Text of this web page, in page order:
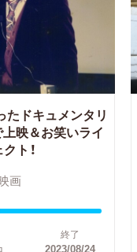
たドキュメンタリ
上映＆お笑いライ
ト！
画
終了
2023/08/24